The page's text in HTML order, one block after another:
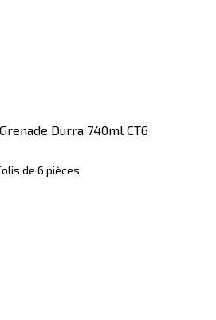
Durra 740ml CT6
de 6 pièces